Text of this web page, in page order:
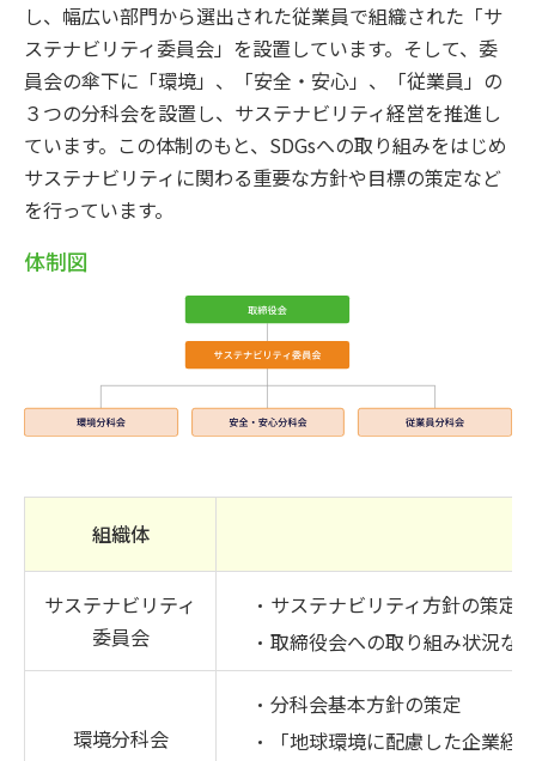
し、幅広い部門から選出された従業員で組織された「サ
ステナビリティ委員会」を設置しています。そして、委
員会の傘下に「環境」、「安全・安心」、「従業員」の
３つの分科会を設置し、サステナビリティ経営を推進し
ています。この体制のもと、SDGsへの取り組みをはじめ
サステナビリティに関わる重要な方針や目標の策定など
を行っています。
体制図
組織体
サステナビリティ
委員会
サステナビリティ方針の策定
取締役会への取り組み状況な
環境分科会
分科会基本方針の策定
「地球環境に配慮した企業